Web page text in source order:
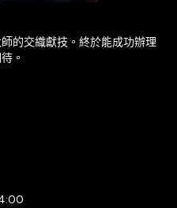
的交織獻技。終於能成功辦理
。